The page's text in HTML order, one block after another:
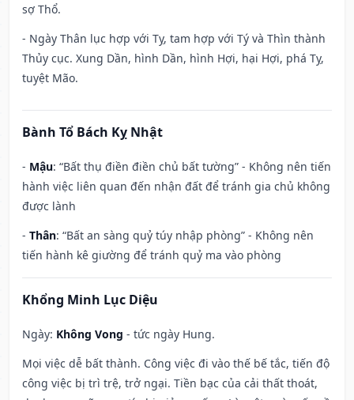
sợ Thổ.
- Ngày Thân lục hợp với Tỵ, tam hợp với Tý và Thìn thành
Thủy cục. Xung Dần, hình Dần, hình Hợi, hại Hợi, phá Tỵ,
tuyệt Mão.
Bành Tổ Bách Kỵ Nhật
- Mậu: “Bất thụ điền điền chủ bất tường” - Không nên tiến
hành việc liên quan đến nhận đất để tránh gia chủ không
được lành
- Thân: “Bất an sàng quỷ túy nhập phòng” - Không nên
tiến hành kê giường để tránh quỷ ma vào phòng
Khổng Minh Lục Diệu
Ngày: Không Vong - tức ngày Hung.
Mọi việc dễ bất thành. Công việc đi vào thế bế tắc, tiến độ
công việc bị trì trệ, trở ngại. Tiền bạc của cải thất thoát,